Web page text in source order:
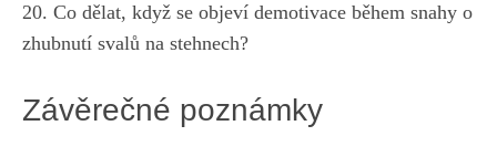
20. Co dělat,⁣ když se‌ objeví demotivace během snahy⁢ o
zhubnutí svalů‍ na stehnech?
Závěrečné poznámky